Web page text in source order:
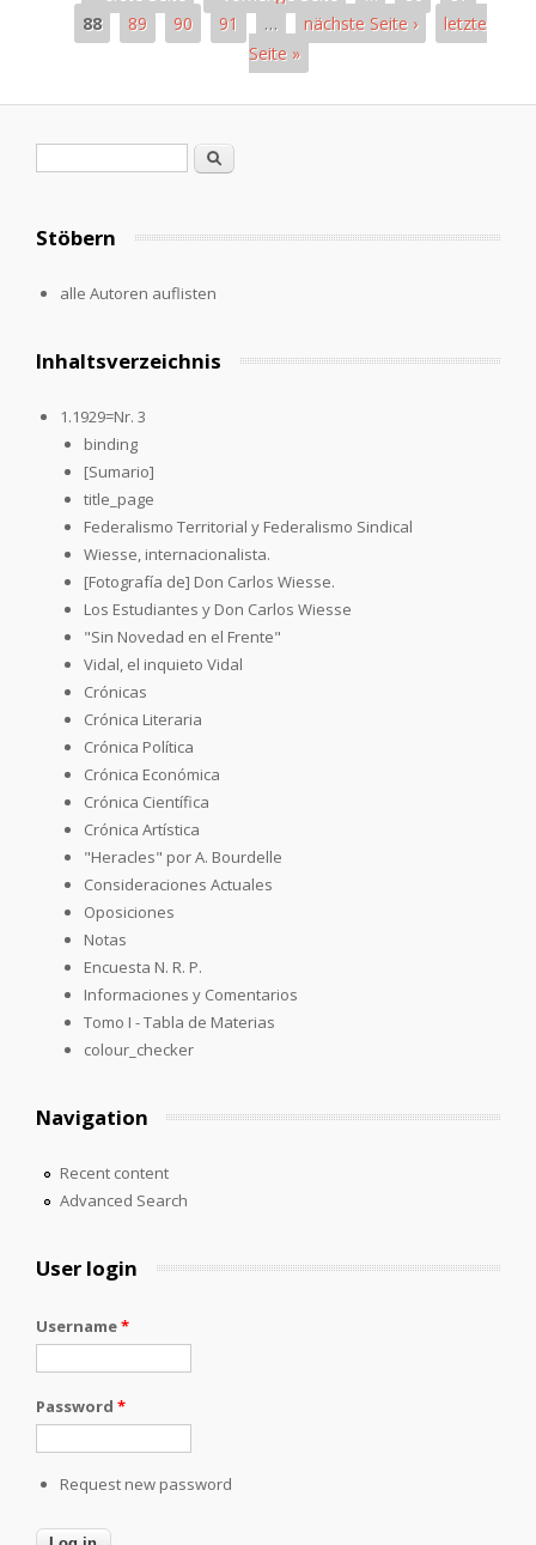
88
89 90 91 … nächste Seite ›
letzte
Seite »
Search
Stöbern
alle Autoren auflisten
Inhaltsverzeichnis
1.1929=Nr. 3
binding
[Sumario]
title_page
Federalismo Territorial y Federalismo Sindical
Wiesse, internacionalista.
[Fotografía de] Don Carlos Wiesse.
Los Estudiantes y Don Carlos Wiesse
"Sin Novedad en el Frente"
Vidal, el inquieto Vidal
Crónicas
Crónica Literaria
Crónica Política
Crónica Económica
Crónica Científica
Crónica Artística
"Heracles" por A. Bourdelle
Consideraciones Actuales
Oposiciones
Notas
Encuesta N. R. P.
Informaciones y Comentarios
Tomo I - Tabla de Materias
colour_checker
Navigation
Recent content
Advanced Search
User login
Username*
Password *
Request new password